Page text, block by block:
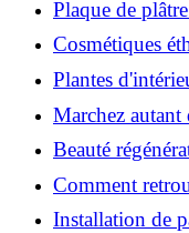
Plaque de
à les coller
Cosmétiques
transformer
Plantes
meilleures
Marchez
pourquoi c'est
Beauté
révolutionnaire
Comment
de blessure:
Installation de